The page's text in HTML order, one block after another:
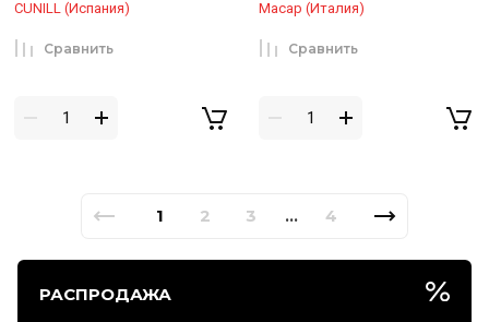
РАСПРОДАЖА
CUNILL (Испания)
Сравнить
Macap (Италия)
Сравнить
1 2 3 ... 4